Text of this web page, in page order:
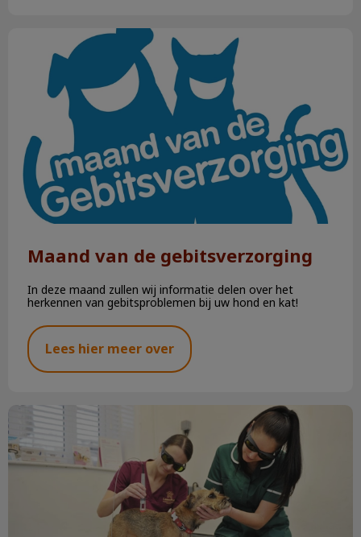
Maand van de gebitsverzorging
Maand van de gebitsverzorging
In deze maand zullen wij informatie delen over het
herkennen van gebitsproblemen bij uw hond en kat!
Lees hier meer over
Lasertherapie